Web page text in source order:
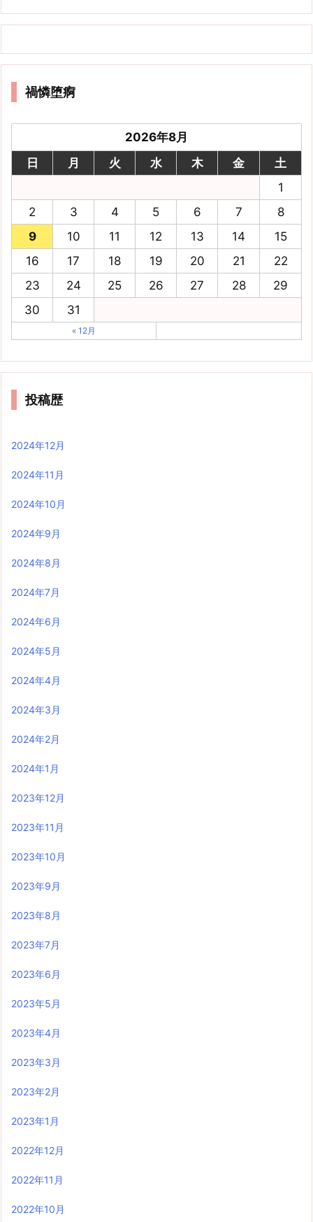
禍憐堕痾
2026年8月
日
月 火 水 木 金
土
1
2
3 4 5 6 7
8
9
10 11 12 13 14
15
16
17 18 19 20 21
22
23
24 25 26 27 28
29
30
31
« 12月
投稿歴
2024年12月
2024年11月
2024年10月
2024年9月
2024年8月
2024年7月
2024年6月
2024年5月
2024年4月
2024年3月
2024年2月
2024年1月
2023年12月
2023年11月
2023年10月
2023年9月
2023年8月
2023年7月
2023年6月
2023年5月
2023年4月
2023年3月
2023年2月
2023年1月
2022年12月
2022年11月
2022年10月